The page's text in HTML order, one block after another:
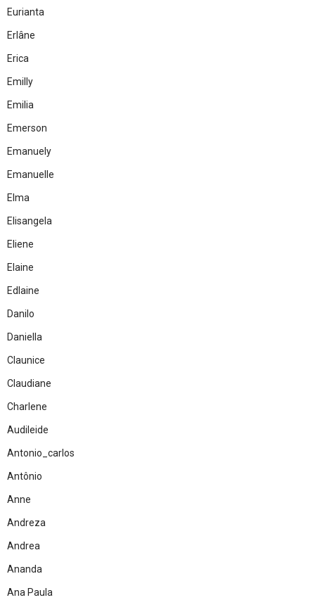
Eurianta
Erlâne
Erica
Emilly
Emilia
Emerson
Emanuely
Emanuelle
Elma
Elisangela
Eliene
Elaine
Edlaine
Danilo
Daniella
Claunice
Claudiane
Charlene
Audileide
Antonio_carlos
Antônio
Anne
Andreza
Andrea
Ananda
Ana Paula